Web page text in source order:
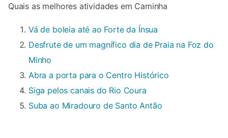
Quais as melhores atividades em Caminha
Vá de boleia até ao Forte da Ínsua
Desfrute de um magnífico dia de Praia na Foz do
Minho
Abra a porta para o Centro Histórico
Siga pelos canais do Rio Coura
Suba ao Miradouro de Santo Antão